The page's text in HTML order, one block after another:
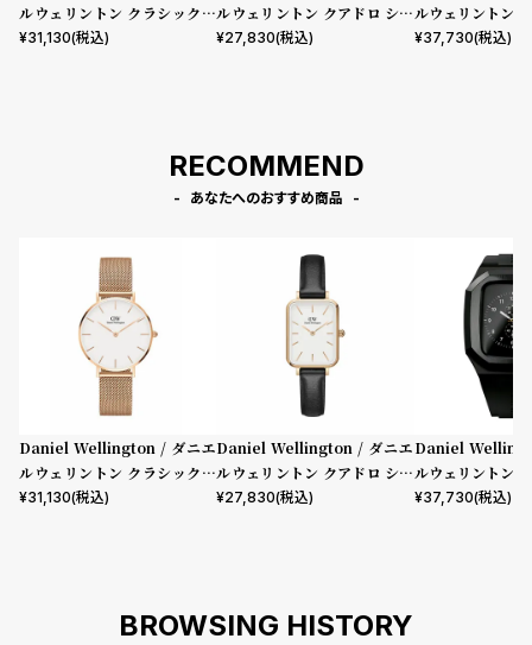
ルウェリントン クラシックペ
ティット メルローズ ローズゴ
¥31,130(税込)
ルウェリントン クアドロ シェ
フィールド ローズゴールド/ホ
¥27,830(税込)
ルウェリントン
mm Apple
¥37,730(税込)
RECOMMEND
あなたへのおすすめ商品
Daniel Wellington / ダニエ
ルウェリントン クラシックペ
ティット メルローズ ローズゴ
¥31,130(税込)
Daniel Wellington / ダニエ
ルウェリントン クアドロ シェ
フィールド ローズゴールド/ホ
¥27,830(税込)
Daniel
ルウェリントン
mm Apple
¥37,730(税込)
BROWSING HISTORY